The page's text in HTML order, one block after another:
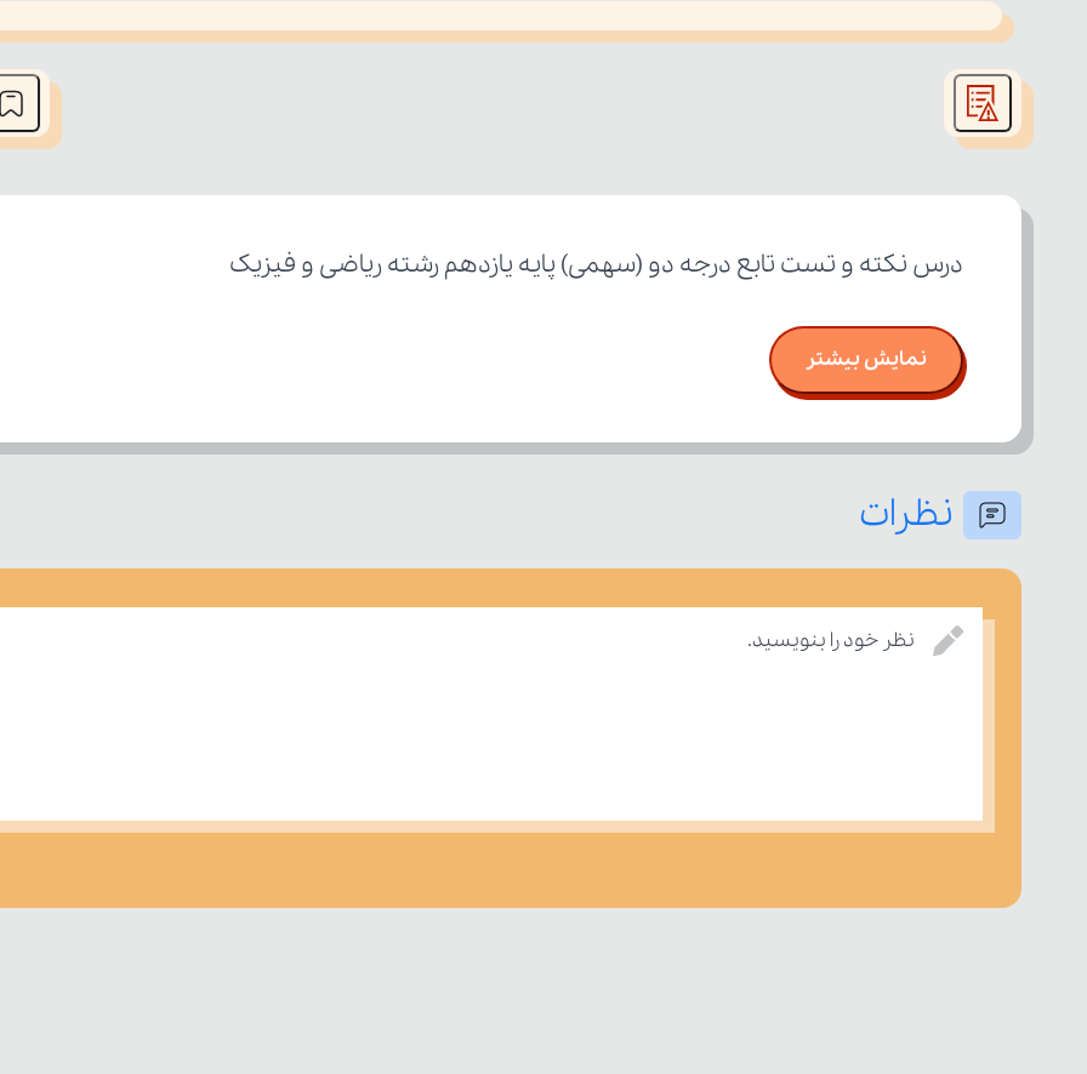
This
is
window.
درس نکته و تست تابع درجه دو (سهمی) پایه یازدهم رشته ریاضی و فیزیک
نمایش بیشتر
نظرات
نظر خود را بنویسید.